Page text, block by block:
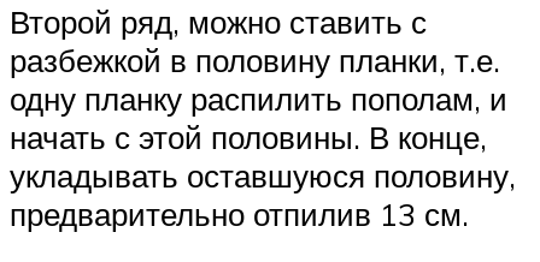
Второй ряд, можно ставить с
разбежкой в половину планки, т.е.
одну планку распилить пополам, и
начать с этой половины. В конце,
укладывать оставшуюся половину,
предварительно отпилив 13 см.